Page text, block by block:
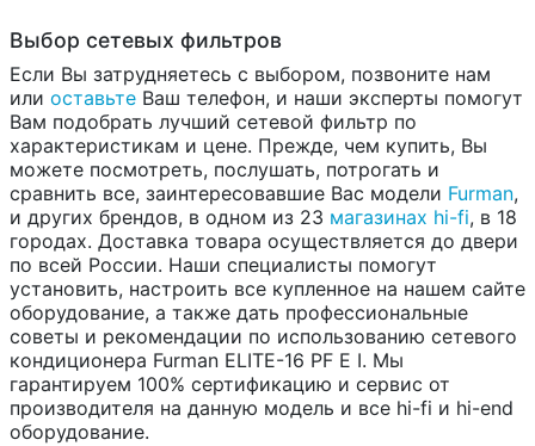
Выбор сетевых фильтров
Если Вы затрудняетесь с выбором, позвоните нам
или оставьте Ваш телефон, и наши эксперты помогут
Вам подобрать лучший сетевой фильтр по
характеристикам и цене. Прежде, чем купить, Вы
можете посмотреть, послушать, потрогать и
сравнить все, заинтересовавшие Вас модели Furman,
и других брендов, в одном из 23 магазинах hi-fi, в 18
городах. Доставка товара осуществляется до двери
по всей России. Наши специалисты помогут
установить, настроить все купленное на нашем сайте
оборудование, а также дать профессиональные
советы и рекомендации по использованию сетевого
кондиционера Furman ELITE-16 PF E I. Мы
гарантируем 100% сертификацию и сервис от
производителя на данную модель и все hi-fi и hi-end
оборудование.